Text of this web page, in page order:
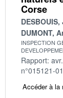
Corse
DUMONT,
INSPECTION
Rapport:
n°015121-01
Accéder à la